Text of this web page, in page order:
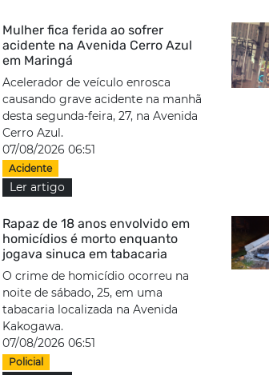
Mulher fica ferida ao sofrer
acidente na Avenida Cerro Azul
em Maringá
Acelerador de veículo enrosca
causando grave acidente na manhã
desta segunda-feira, 27, na Avenida
Cerro Azul.
07/08/2026 06:51
Acidente
Ler artigo
Rapaz de 18 anos envolvido em
homicídios é morto enquanto
jogava sinuca em tabacaria
O crime de homicídio ocorreu na
noite de sábado, 25, em uma
tabacaria localizada na Avenida
Kakogawa.
07/08/2026 06:51
Policial